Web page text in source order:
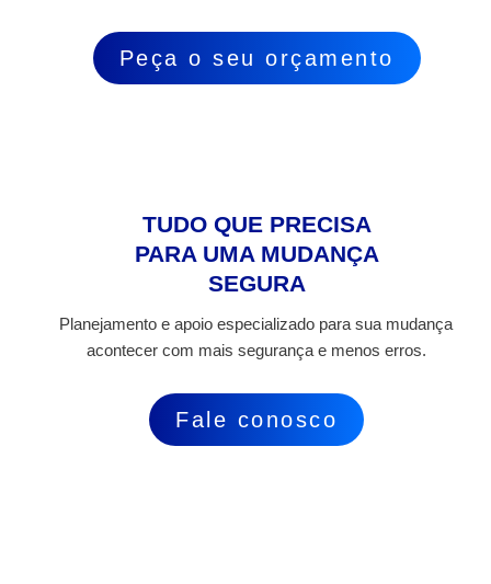
Peça o seu orçamento
TUDO QUE PRECISA
PARA UMA MUDANÇA
SEGURA
Planejamento e apoio especializado para sua mudança
acontecer com mais segurança e menos erros.
Fale conosco